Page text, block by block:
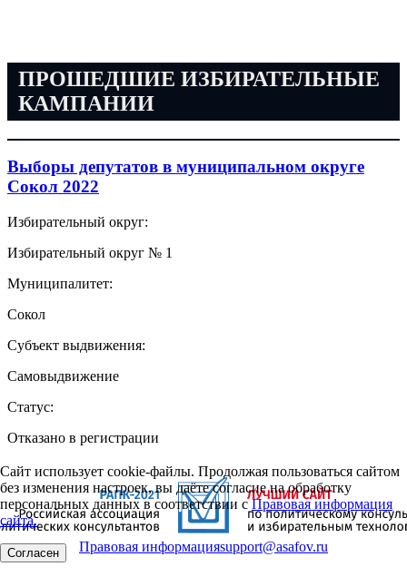
ПРОШЕДШИЕ ИЗБИРАТЕЛЬНЫЕ
КАМПАНИИ
Выборы депутатов в муниципальном округе
Сокол 2022
Избирательный округ:
Избирательный округ № 1
Муниципалитет:
Сокол
Субъект выдвижения:
Самовыдвижение
Статус:
Отказано в регистрации
Сайт использует cookie-файлы. Продолжая пользоваться сайтом
без изменения настроек, вы даёте согласие на обработку
персональных данных в соответствии сПравовая информация
сайта.
Согласен Правовая информацияsupport@asafov.ru